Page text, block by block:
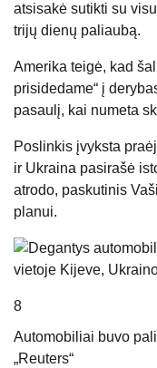
atsisakė sutikti su
trijų dienų paliaubą.
Amerika teigė, kad
prisidedame“ ​​į
pasaulį, kai numeta
Poslinkis įvyksta
ir Ukraina pasirašė
atrodo, paskutinis
planui.
8
Automobiliai buvo
„Reuters“